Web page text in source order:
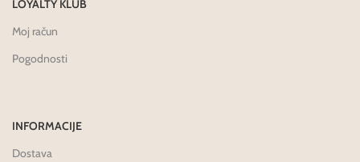
LOYALTY KLUB
Moj račun
Pogodnosti
INFORMACIJE
Dostava